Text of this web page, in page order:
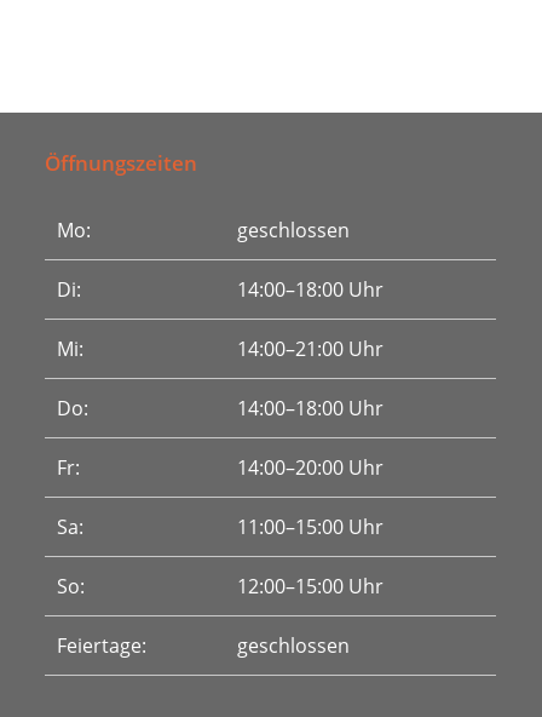
Öffnungszeiten
Mo: geschlossen
Di: 14:00–18:00 Uhr
Mi: 14:00–21:00 Uhr
Do: 14:00–18:00 Uhr
Fr: 14:00–20:00 Uhr
Sa: 11:00–15:00 Uhr
So: 12:00–15:00 Uhr
Feiertage: geschlossen